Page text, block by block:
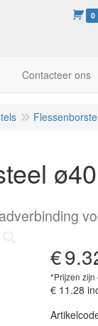
0
Contacteer ons
€
*Prijzen
€ 11.28